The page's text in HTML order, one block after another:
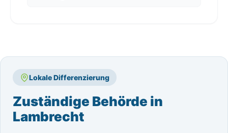
Lokale Differenzierung
Zuständige Behörde in
Lambrecht